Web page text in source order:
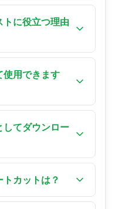
で赤と青の純粋な
ていますが、特
ったり冷たかっ
エーションを指し
トに役立つ理由
セルを同時に活性
ンダリングされ
ているかを検証
使用できます
ンとポートレート
タスクリーンは
光源として機能
してダウンロー
るかカスタムサイ
」をクリックして
カットは？
ーで色変更、